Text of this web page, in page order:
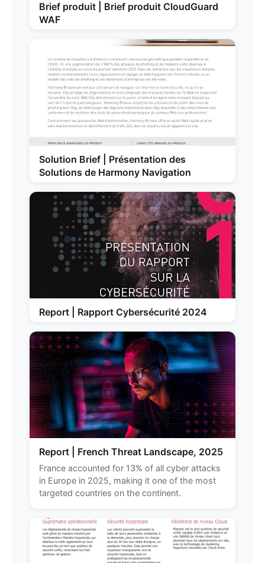
Brief produit | Brief produit CloudGuard
WAF
Solution Brief | Présentation des
Solutions de Harmony Navigation
Report | Rapport Cybersécurité 2024
Report | French Threat Landscape, 2025
France accounted for 13% of all cyber attacks
in Europe in 2025, making it one of the most
targeted countries on the continent.